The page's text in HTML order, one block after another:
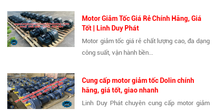
Motor Giảm Tốc Giá Rẻ Chính Hãng, Giá
Tốt | Linh Duy Phát
Motor giảm tốc giá rẻ chất lượng cao, đa dạng
công suất, vận hành bền...
Cung cấp motor giảm tốc Dolin chính
hãng, giá tốt, giao nhanh
Linh Duy Phát chuyên cung cấp motor giảm